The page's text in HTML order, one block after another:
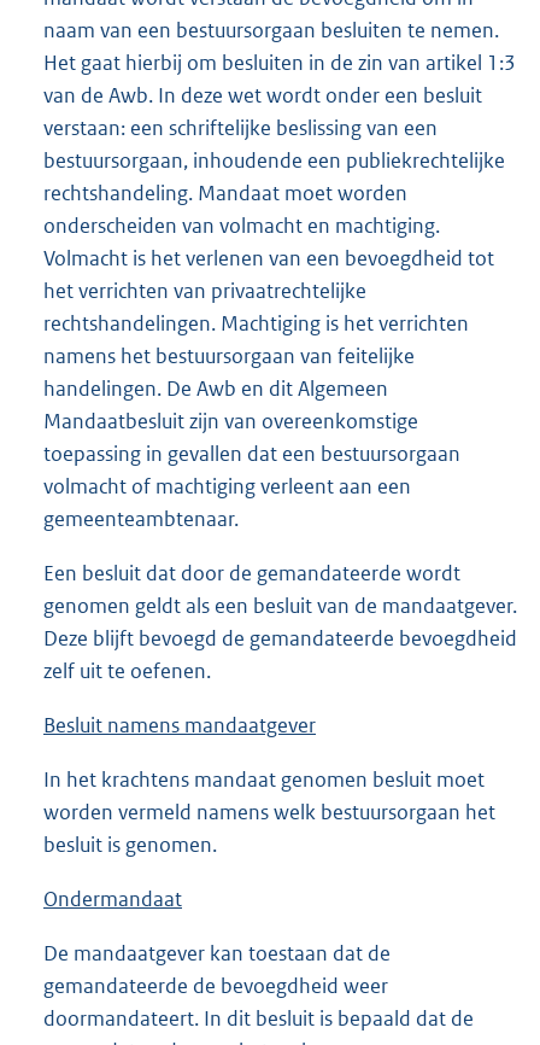
naam van een bestuursorgaan besluiten te nemen.
Het gaat hierbij om besluiten in de zin van artikel 1:3
van de Awb. In deze wet wordt onder een besluit
verstaan: een schriftelijke beslissing van een
bestuursorgaan, inhoudende een publiekrechtelijke
rechtshandeling. Mandaat moet worden
onderscheiden van volmacht en machtiging.
Volmacht is het verlenen van een bevoegdheid tot
het verrichten van privaatrechtelijke
rechtshandelingen. Machtiging is het verrichten
namens het bestuursorgaan van feitelijke
handelingen. De Awb en dit Algemeen
Mandaatbesluit zijn van overeenkomstige
toepassing in gevallen dat een bestuursorgaan
volmacht of machtiging verleent aan een
gemeenteambtenaar.
Een besluit dat door de gemandateerde wordt
genomen geldt als een besluit van de mandaatgever.
Deze blijft bevoegd de gemandateerde bevoegdheid
zelf uit te oefenen.
Besluit namens mandaatgever
In het krachtens mandaat genomen besluit moet
worden vermeld namens welk bestuursorgaan het
besluit is genomen.
Ondermandaat
De mandaatgever kan toestaan dat de
gemandateerde de bevoegdheid weer
doormandateert. In dit besluit is bepaald dat de